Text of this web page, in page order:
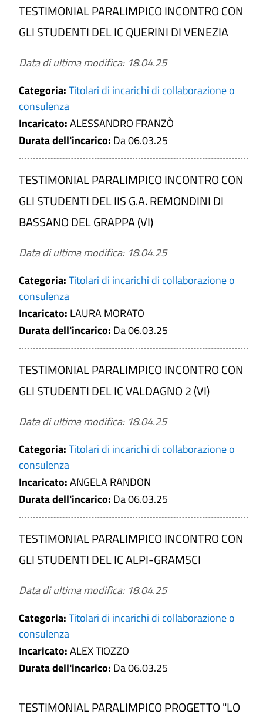
incarichi di collaborazione o di
consulenza a soggetti esterni a
affidati con contratto di
continuativa) con indicazione dei
soggetti percettori, della ragione
dell'incarico e dell'ammontare
erogato
curriculum vitae, redatto in
conformità al vigente modello
relativi allo svolgimento di incarichi o
diritto privato regolati o finanziati
dalla pubblica amministrazione o allo
svolgimento di attività professionali
Per ciascun titolare di incarico: 3)
compensi comunque denominati,
relativi al rapporto di lavoro, di
consulenza o di collaborazione
(compresi quelli affidati con contratto
di collaborazione coordinata e
continuativa), con specifica evidenza
delle eventuali componenti variabili o
legate alla valutazione del risultato
Tabelle relative agli elenchi dei
consulenti con indicazione di oggetto,
durata e compenso dell'incarico
(comunicate alla Funzione pubblica)
Attestazione dell'avvenuta verifica
dell'insussistenza di situazioni, anche
potenziali, di conflitto di interesse
d.lgs. n. 33/2013)
Periodo
Da (aaaa-mm-gg)
a (aaaa-mm-gg)
CERCA
TESTIMONIAL PARALIMPICO INCONTRO CON
GLI STUDENTI DEL IC QUERINI DI VENEZIA
Data di ultima modifica: 18.04.25
Categoria:Titolari di incarichi di collaborazione o
consulenza
Incaricato:ALESSANDRO FRANZÒ
Durata dell'incarico: Da 06.03.25
TESTIMONIAL PARALIMPICO INCONTRO CON
GLI STUDENTI DEL IIS G.A. REMONDINI DI
BASSANO DEL GRAPPA (VI)
Data di ultima modifica: 18.04.25
Categoria:Titolari di incarichi di collaborazione o
consulenza
Incaricato: LAURA MORATO
Durata dell'incarico: Da 06.03.25
TESTIMONIAL PARALIMPICO INCONTRO CON
GLI STUDENTI DEL IC VALDAGNO 2 (VI)
Data di ultima modifica: 18.04.25
Categoria:Titolari di incarichi di collaborazione o
consulenza
Incaricato:ANGELA RANDON
Durata dell'incarico: Da 06.03.25
TESTIMONIAL PARALIMPICO INCONTRO CON
GLI STUDENTI DEL IC ALPI-GRAMSCI
Data di ultima modifica: 18.04.25
Categoria:Titolari di incarichi di collaborazione o
consulenza
Incaricato:ALEX TIOZZO
Durata dell'incarico: Da 06.03.25
TESTIMONIAL PARALIMPICO PROGETTO "LO